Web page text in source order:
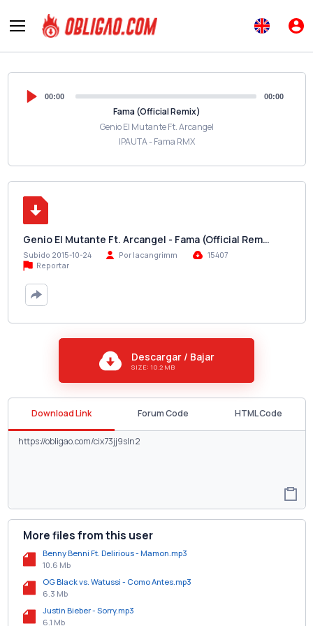
00:00 00:00
Fama (Official Remix)
Genio El Mutante Ft. Arcangel
IPAUTA - Fama RMX
Genio El Mutante Ft. Arcangel - Fama (Official Rem…
Subido 2015-10-24 Por lacangrimm
15407
Reportar
Descargar / Bajar
SIZE: 10.2 MB
Download Link Forum Code HTML Code
More files from this user
Benny Benni Ft. Delirious - Mamon.mp3
10.6 Mb
OG Black vs. Watussi - Como Antes.mp3
6.3 Mb
Justin Bieber - Sorry.mp3
6.1 Mb